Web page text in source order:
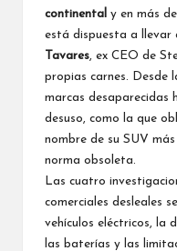
continental y en más
está dispuesta a llevar
Tavares , ex CEO de
propias carnes. Desde
marcas desaparecidas
desuso, como la que
nombre de su SUV
norma obsoleta.
Las cuatro
comerciales desleales
vehículos eléctricos, la
las baterías y las